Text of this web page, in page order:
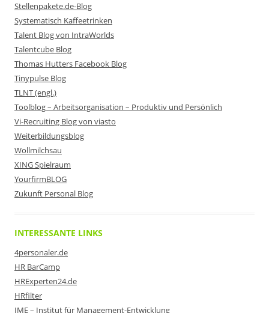
Stellenpakete.de-Blog
Systematisch Kaffeetrinken
Talent Blog von IntraWorlds
Talentcube Blog
Thomas Hutters Facebook Blog
Tinypulse Blog
TLNT (engl.)
Toolblog – Arbeitsorganisation – Produktiv und Persönlich
Vi-Recruiting Blog von viasto
Weiterbildungsblog
Wollmilchsau
XING Spielraum
YourfirmBLOG
Zukunft Personal Blog
INTERESSANTE LINKS
4personaler.de
HR BarCamp
HRExperten24.de
HRfilter
IME – Institut für Management-Entwicklung